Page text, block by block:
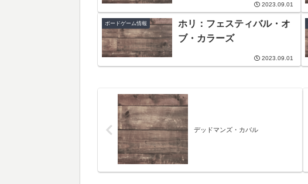
2023.09.01
ボードゲーム情報
ホリ：フェスティバル・オ
ブ・カラーズ
2023.09.01
デッドマンズ・カバル